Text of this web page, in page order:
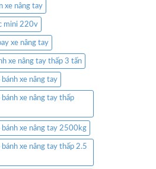
xe nâng tay
mini 220v
xe nâng tay
xe nâng tay thấp 3 tấn
bánh xe nâng tay
bánh xe nâng tay thấp
bánh xe nâng tay 2500kg
bánh xe nâng tay thấp 2.5